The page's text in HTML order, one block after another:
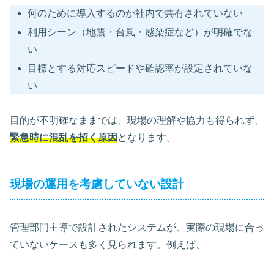
何のために導入するのか社内で共有されていない
利用シーン（地震・台風・感染症など）が明確でな
い
目標とする対応スピードや確認率が設定されていな
い
目的が不明確なままでは、現場の理解や協力も得られず、
緊急時に混乱を招く原因となります。
現場の運用を考慮していない設計
管理部門主導で設計されたシステムが、実際の現場に合っ
ていないケースも多く見られます。例えば、